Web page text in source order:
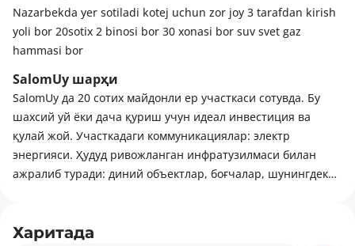
Nazarbekda yer sotiladi kotej uchun zor joy 3 tarafdan kirish
yoli bor 20sotix 2 binosi bor 30 xonasi bor suv svet gaz
hammasi bor
SalomUy шарҳи
SalomUy да 20 сотих майдонли ер участкаси сотувда. Бу
шахсий уй ёки дача қуриш учун идеал инвестиция ва
қулай жой. Участкадаги коммуникациялар: электр
энергияси. Ҳудуд ривожланган инфратузилмаси билан
ажралиб туради: диний объектлар, боғчалар, шунингдек
Харитада